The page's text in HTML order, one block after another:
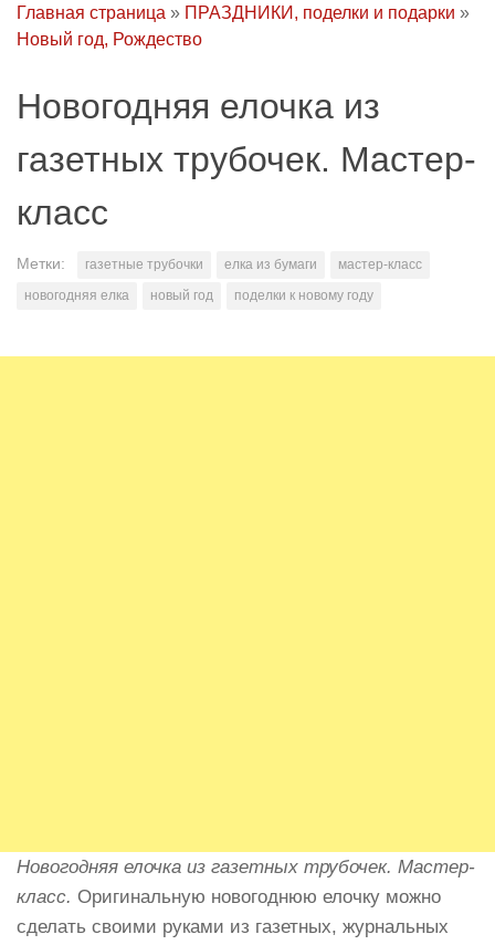
Главная страница » ПРАЗДНИКИ, поделки и подарки »
Новый год, Рождество
Новогодняя елочка из
газетных трубочек. Мастер-
класс
Метки: газетные трубочки елка из бумаги
мастер-класс
новогодняя елка
новый год поделки к новому году
Новогодняя елочка из газетных трубочек. Мастер-
класс. Оригинальную новогоднюю елочку можно
сделать своими руками из газетных, журнальных